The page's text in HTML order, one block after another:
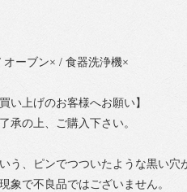
オーブン× / 食器洗浄機×
い上げのお客様へお願い】
承の上、ご購入下さい。
う、ピンでつついたような黒い穴
象で不良品ではございません。